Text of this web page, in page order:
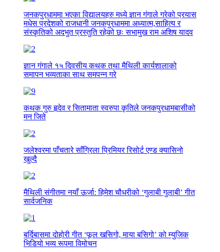
जनकपुरधाममा भएका विद्यालयहरु मध्ये ज्ञान गंगाले गरेको प्रयास
मधेस प्रदेशको राजधानी जनकपुरधाममा अध्यात्म,साहित्य र
संस्कृतिको अदभुत प्रस्तुति रहेको छः सभामुख राम अशिष यादव
ज्ञान गंगाले १५ दिवसीय कथक तथा मैथिली कार्यशालाको
समापन भव्यताका साथ समपन्न गरे
कथक गुरु हृदेव र सितामाता स्वरुपा कृतिले जनकपुरधामबासीको
मन जिते
जलेश्वरमा पाँचतारे साँग्रिला प्रिमियर रिसोर्ट एण्ड क्यासिनो
खुल्दै
मैथिली संगीतमा नयाँ ऊर्जा: हिमेश चौधरीको ‘गुलाबी गुलाबी’ गीत
सार्वजनिक
बर्दिबासमा दोहोरी गीत ‘फूल खसिगो, माया बसिगो’ को म्युजिक
भिडियो भव्य रूपमा विमोचन